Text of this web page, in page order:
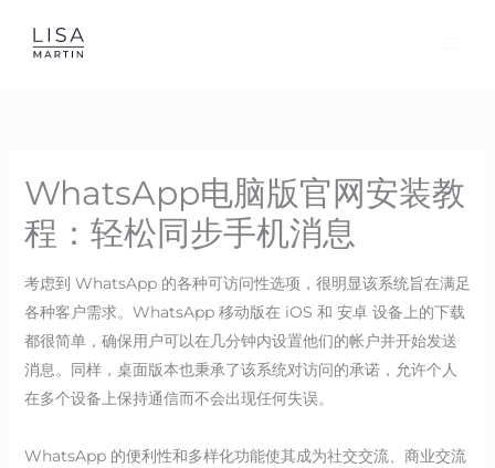
WhatsApp电脑版官网安装教
程：轻松同步手机消息
考虑到 WhatsApp 的各种可访问性选项，很明显该系统旨在满足
各种客户需求。WhatsApp 移动版在 iOS 和 安卓 设备上的下载
都很简单，确保用户可以在几分钟内设置他们的帐户并开始发送
消息。同样，桌面版本也秉承了该系统对访问的承诺，允许个人
在多个设备上保持通信而不会出现任何失误。
WhatsApp 的便利性和多样化功能使其成为社交交流、商业交流